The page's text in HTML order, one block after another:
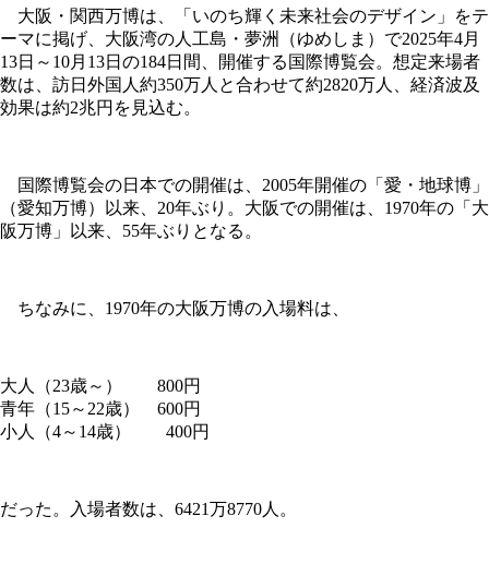
大阪・関西万博は、「いのち輝く未来社会のデザイン」をテ
ーマに掲げ、大阪湾の人工島・夢洲（ゆめしま）で2025年4月
13日～10月13日の184日間、開催する国際博覧会。想定来場者
数は、訪日外国人約350万人と合わせて約2820万人、経済波及
効果は約2兆円を見込む。
国際博覧会の日本での開催は、2005年開催の「愛・地球博」
（愛知万博）以来、20年ぶり。大阪での開催は、1970年の「大
阪万博」以来、55年ぶりとなる。
ちなみに、1970年の大阪万博の入場料は、
大人（23歳～） 800円
青年（15～22歳） 600円
小人（4～14歳） 400円
だった。入場者数は、6421万8770人。